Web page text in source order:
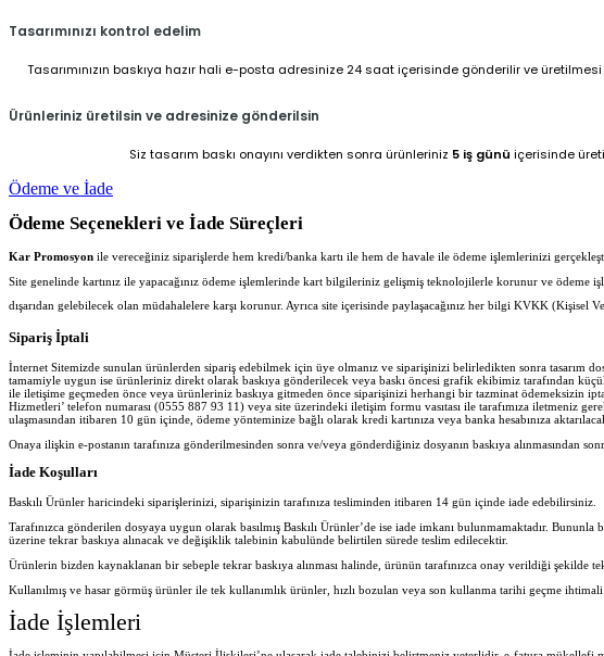
Tasarımınızı kontrol edelim
Tasarımınızın baskıya hazır hali e-posta adresinize 24 saat içerisinde gönderilir ve
Ürünleriniz üretilsin ve adresinize gönderilsin
Siz tasarım baskı onayını verdikten sonra ürünleriniz 5 iş günü içerisinde
Ödeme ve İade
Ödeme Seçenekleri ve İade Süreçleri
Kar Promosyon ile vereceğiniz siparişlerde hem kredi/banka kartı ile hem de havale ile ödeme işlemlerinizi
Site genelinde kartınız ile yapacağınız ödeme işlemlerinde kart bilgileriniz gelişmiş teknolojilerle korunur ve ödeme
dışarıdan gelebilecek olan müdahalelere karşı korunur. Ayrıca site içerisinde paylaşacağınız her bilgi KVKK (Kişisel
Sipariş İptali
İnternet Sitemizde sunulan ürünlerden sipariş edebilmek için üye olmanız ve siparişinizi belirledikten sonra tasarım
tamamiyle uygun ise ürünleriniz direkt olarak baskıya gönderilecek veya baskı öncesi grafik ekibimiz tarafından
ile iletişime geçmeden önce veya ürünleriniz baskıya gitmeden önce siparişinizi herhangi bir tazminat ödemeksizin
Hizmetleri’ telefon numarası (0555 887 93 11) veya site üzerindeki iletişim formu vasıtası ile tarafımıza iletmeniz
ulaşmasından itibaren 10 gün içinde, ödeme yönteminize bağlı olarak kredi kartınıza veya banka hesabınıza
Onaya ilişkin e-postanın tarafınıza gönderilmesinden sonra ve/veya gönderdiğiniz dosyanın baskıya alınmasından
İade Koşulları
Baskılı Ürünler haricindeki siparişlerinizi, siparişinizin tarafınıza tesliminden itibaren 14 gün içinde iade edebilirsiniz.
Tarafınızca gönderilen dosyaya uygun olarak basılmış Baskılı Ürünler’de ise iade imkanı bulunmamaktadır.
üzerine tekrar baskıya alınacak ve değişiklik talebinin kabulünde belirtilen sürede teslim edilecektir.
Ürünlerin bizden kaynaklanan bir sebeple tekrar baskıya alınması halinde, ürünün tarafınızca onay verildiği şekilde
Kullanılmış ve hasar görmüş ürünler ile tek kullanımlık ürünler, hızlı bozulan veya son kullanma tarihi geçme
İade İşlemleri